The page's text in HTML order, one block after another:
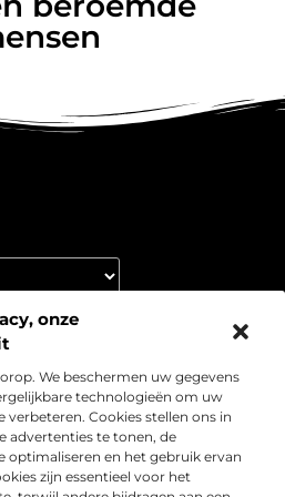
onze
We beschermen uw gegevens
technologieën om uw
verbeteren. Cookies stellen ons in
advertenties te tonen, de
optimaliseren en het gebruik ervan
zijn essentieel voor het
inzichten en
praktische strategieën en
webshop naar een hoger
Webshop-conversie.nl – jouw